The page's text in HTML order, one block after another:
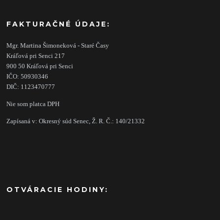
FAKTURAČNÉ ÚDAJE:
Mgr. Martina Šimoneková - Staré Časy
Kráľová pri Senci 217
900 50 Kráľová pri Senci
IČO: 50930346
DIČ: 1123470777
Nie som platca DPH
Zapísaná v: Okresný súd Senec, Ž. R. Č.: 140/21332
OTVÁRACIE HODINY: